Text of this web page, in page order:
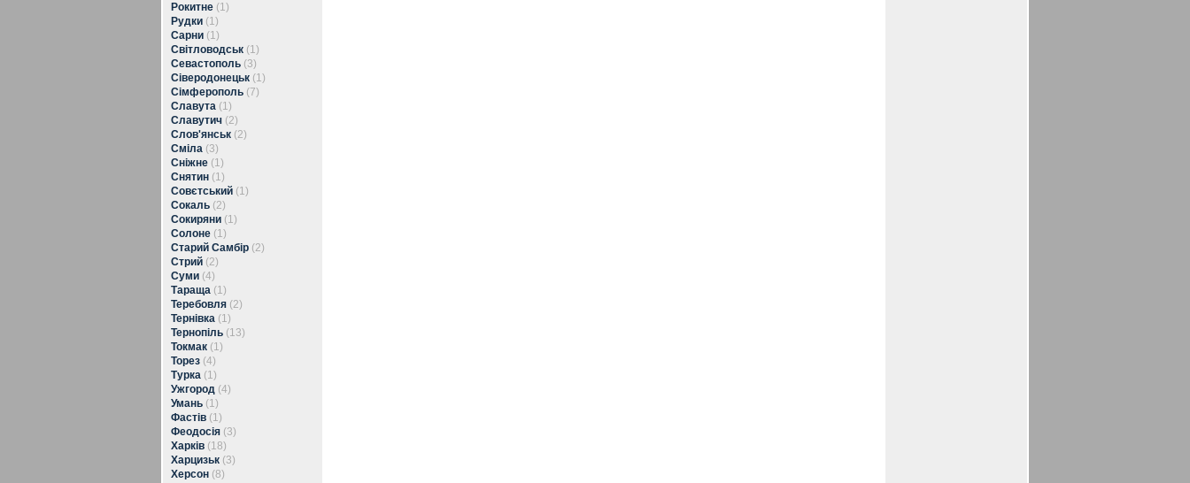
Рокитне (1)
Рудки (1)
Сарни (1)
Світловодськ (1)
Севастополь (3)
Сіверодонецьк (1)
Сімферополь (7)
Славута (1)
Славутич (2)
Слов'янськ (2)
Сміла (3)
Сніжне (1)
Снятин (1)
Совєтський (1)
Сокаль (2)
Сокиряни (1)
Солоне (1)
Старий Самбір (2)
Стрий (2)
Суми (4)
Тараща (1)
Теребовля (2)
Тернівка (1)
Тернопіль (13)
Токмак (1)
Торез (4)
Турка (1)
Ужгород (4)
Умань (1)
Фастів (1)
Феодосія (3)
Харків (18)
Харцизьк (3)
Херсон (8)